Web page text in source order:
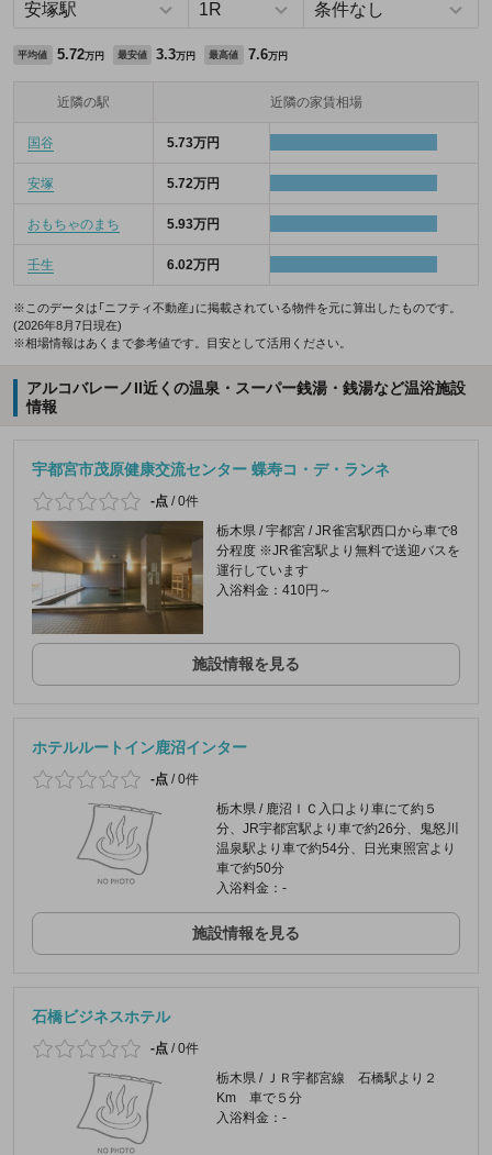
平均値 5.72万円 最安値 3.3万円 最高値 7.6万円
近隣の駅 近隣の家賃相場
国谷 5.73万円
安塚 5.72万円
おもちゃのまち 5.93万円
壬生 6.02万円
※このデータは「ニフティ不動産」に掲載されている物件を元に算出したものです。
(2026年8月7日現在)
※相場情報はあくまで参考値です。目安として活用ください。
アルコバレーノII近くの温泉・スーパー銭湯・銭湯など温浴施設
情報
宇都宮市茂原健康交流センター 蝶寿コ・デ・ランネ
-点 /0件
栃木県 / 宇都宮 / JR雀宮駅西口から車で8
分程度 ※JR雀宮駅より無料で送迎バスを
運行しています
入浴料金：410円～
施設情報を見る
ホテルルートイン鹿沼インター
-点 /0件
栃木県 / 鹿沼ＩＣ入口より車にて約５
分、JR宇都宮駅より車で約26分、鬼怒川
温泉駅より車で約54分、日光東照宮より
車で約50分
入浴料金：-
施設情報を見る
石橋ビジネスホテル
-点 /0件
栃木県 / ＪＲ宇都宮線 石橋駅より２
Km 車で５分
入浴料金：-